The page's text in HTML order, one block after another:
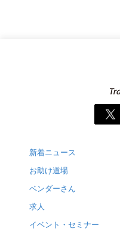
新着ニュース
お助け道場
ベンダーさん
求人
イベント・セミナー